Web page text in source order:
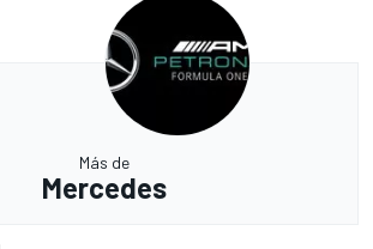
Más de
Mercedes